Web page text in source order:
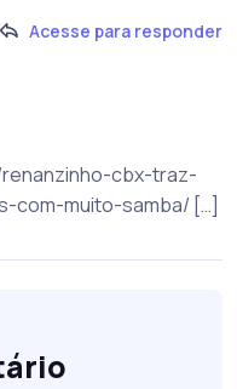
Acesse para responder
cbx-traz-
com-muito-samba/ […]